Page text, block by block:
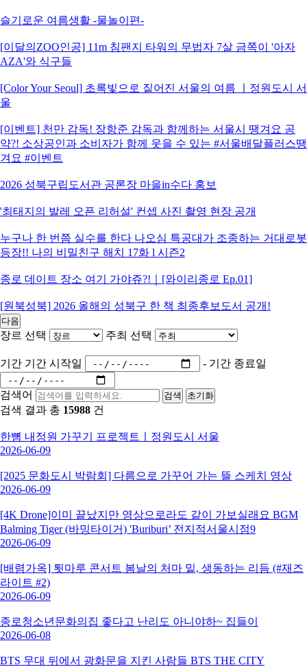
슬기로운 여름생활 -물놀이편-
[이달의ZOO인공] 11m 침팬지 타워의 무법자 7살 금쪽이 '아자
AZA'와 식구들
[Color Your Seoul] 초록빛으로 짙어진 서울의 여름 ㅣ정원도시 서
울
[이벤트] 천만 감독! 장항준 감독과 함께하는 서울시 땡겨요 공
약?! 소상공인과 소비자가 함께 웃을 수 있는 #서울배달플러스땡
겨요 #이벤트
2026 성북구립도서관 공론장 마을in수다 홍보
'최태지의 발레 오픈 리허설' 컨셉 사진 촬영 현장 공개
누구나 한 번쯤 실수를 한다 나오심 특공대가 조종하는 거대로봇
등장!! 나의 비밀친구 해치 17화 l 시즌2
종로 데이트 장소 여기 가야쥬?!｜[와이리종로 Ep.01]
[원북성북] 2026 올해의 성북구 한 책 최종후보도서 공개!
다음
장르 선택 주최 선택
기간 기간 시작일 - 기간 종료일
검색어 검색 초기화
검색 결과 총 15988 건
한뼘 내정원 가꾸기 프로젝트ㅣ정원도시 서울
2026-06-09
[2025 문화도시 박람회] 다름으로 가꾸어 가는 뜰 스케치 영상
2026-06-09
[4K Drone]이미 끝났지만 영상으로라도 같이 가보실래요 BGM
Balming Tiger (바밍타이거) 'Buriburi’ 전지적서울시점9
2026-06-09
[배렴가옥] 툇마루 콘서트 봄날의 처마 밑, 생동하는 리듬 (#재즈
라이트 #2)
2026-06-09
종로청소년문화의집 좋다고 난리도 아니야하~ 집들이
2026-06-08
BTS 무대 뒤에서 광화문을 지킨 사람들 BTS THE CITY